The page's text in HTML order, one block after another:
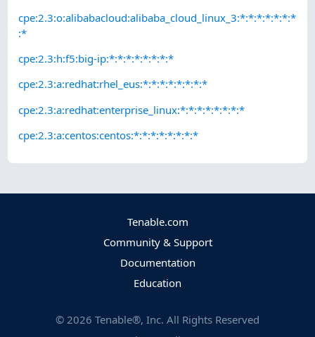
cpe:2.3:o:alibabacloud:alibaba_cloud_linux_3:*:*:*:*:*:*:*
:*
cpe:2.3:h:f5:big-ip:*:*:*:*:*:*:*:*
cpe:2.3:a:redhat:rhel_eus:*:*:*:*:*:*:*:*
cpe:2.3:a:redhat:enterprise_linux:*:*:*:*:*:*:*:*
cpe:2.3:a:centos:centos:*:*:*:*:*:*:*:*
Tenable.com
Community & Support
Documentation
Education
© 2026 Tenable®, Inc. All Rights Reserved